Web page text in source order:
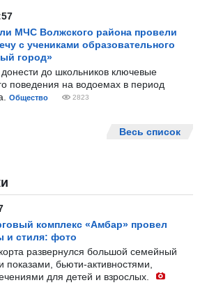
МЧС Волжского района провели
с учениками образовательного
город»
до школьников ключевые
поведения на водоемах в период
Общество 2823
Весь список
комплекс «Амбар» провел
и стиля: фото
развернулся большой семейный
бьюти-активностями,
для детей и взрослых.